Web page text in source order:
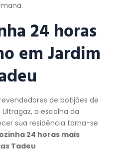
24 horas
em Jardim
de botijões de
a escolha da
sua residência torna-se
24 horas mais
Tadeu